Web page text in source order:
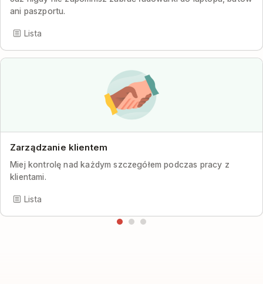
ani paszportu.
Lista
Zarządzanie klientem
Miej kontrolę nad każdym szczegółem podczas pracy z
klientami.
Lista